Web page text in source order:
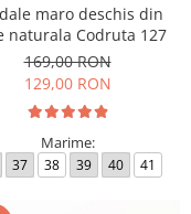
maro deschis din
naturala Codruta 127
169,00 RON
129,00 RON
Marime:
37 38 39 40 41